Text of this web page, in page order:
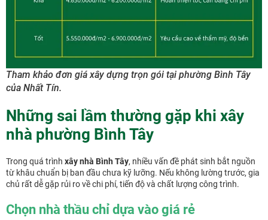
Tham khảo đơn giá xây dựng trọn gói tại phường Bình Tây
của Nhất Tín.
Những sai lầm thường gặp khi xây
nhà phường Bình Tây
Trong quá trình xây nhà Bình Tây, nhiều vấn đề phát sinh bắt nguồn
từ khâu chuẩn bị ban đầu chưa kỹ lưỡng. Nếu không lường trước, gia
chủ rất dễ gặp rủi ro về chi phí, tiến độ và chất lượng công trình.
Chọn nhà thầu chỉ dựa vào giá rẻ